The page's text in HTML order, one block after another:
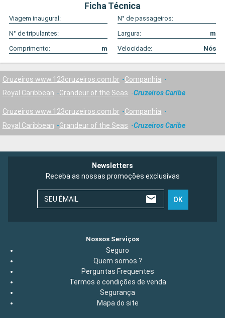
Ficha Técnica
Viagem inaugural:
N° de passageiros:
N° de tripulantes:
Largura:
m
Comprimento:
m Velocidade: Nós
Cruzeiros www.123cruzeiros.com.br
Companhia
Royal Caribbean
Grandeur of the Seas Cruzeiros Caribe
Cruzeiros www.123cruzeiros.com.br
Companhia
Royal Caribbean
Grandeur of the Seas Cruzeiros Caribe
Newsletters
Receba as nossas promoções exclusivas
SEU ÉMAIL OK
Nossos Serviços
Seguro
Quem somos ?
Perguntas Frequentes
Termos e condições de venda
Segurança
Mapa do site